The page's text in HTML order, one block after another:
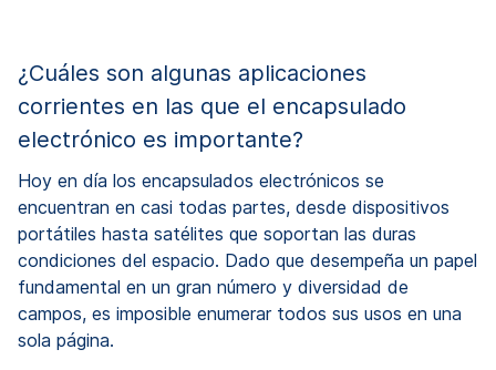
¿Cuáles son algunas aplicaciones
corrientes en las que el encapsulado
electrónico es importante?
Hoy en día los encapsulados electrónicos se
encuentran en casi todas partes, desde dispositivos
portátiles hasta satélites que soportan las duras
condiciones del espacio. Dado que desempeña un papel
fundamental en un gran número y diversidad de
campos, es imposible enumerar todos sus usos en una
sola página.